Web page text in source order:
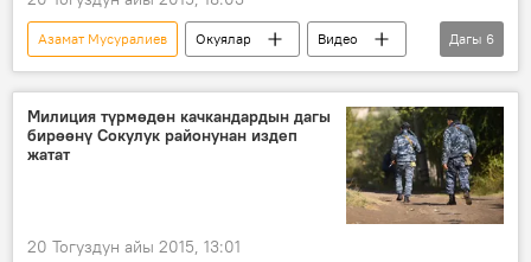
Азамат Мусуралиев Окуялар
Видео
Жаңылыктар
№50 түрмөдөн качкан кылмышкерлер
Сокулук
милиция
издөө
Дагы 6
Милиция түрмөдөн качкандардын дагы
бирөөнү Сокулук районунан издеп
жатат
20 Тогуздун айы 2015, 13:01